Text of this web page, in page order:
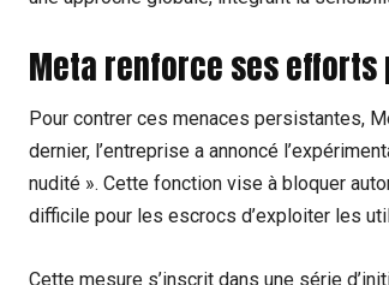
Meta renforce ses
Pour contrer ces menaces persistantes,
dernier, l’entreprise a annoncé
nudité ». Cette fonction vise à bloquer
difficile pour les escrocs d’exploiter les
Cette mesure s’inscrit dans une série